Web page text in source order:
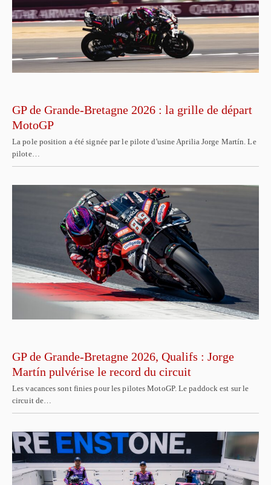
GP de Grande-Bretagne 2026 : la grille de départ
MotoGP
La pole position a été signée par le pilote d'usine Aprilia Jorge Martín. Le
pilote…
GP de Grande-Bretagne 2026, Qualifs : Jorge
Martín pulvérise le record du circuit
Les vacances sont finies pour les pilotes MotoGP. Le paddock est sur le
circuit de…